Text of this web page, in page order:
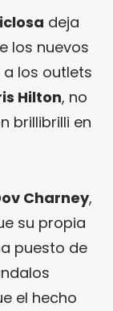
deja
los nuevos
los outlets
Hilton, no
brillibrilli en
Charney,
su propia
puesto de
el hecho